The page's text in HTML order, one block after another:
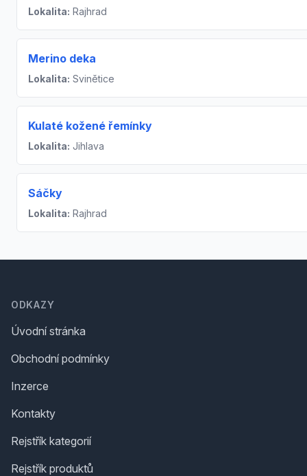
Lokalita: Rajhrad
Merino deka
Lokalita: Svinětice
Kulaté kožené řemínky
Lokalita: Jihlava
Sáčky
Lokalita: Rajhrad
ODKAZY
Úvodní stránka
Obchodní podmínky
Inzerce
Kontakty
Rejstřík kategorií
Rejstřík produktů